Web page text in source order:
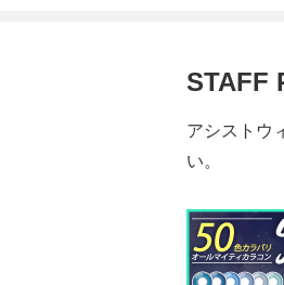
STAFF
アシストウ
い。